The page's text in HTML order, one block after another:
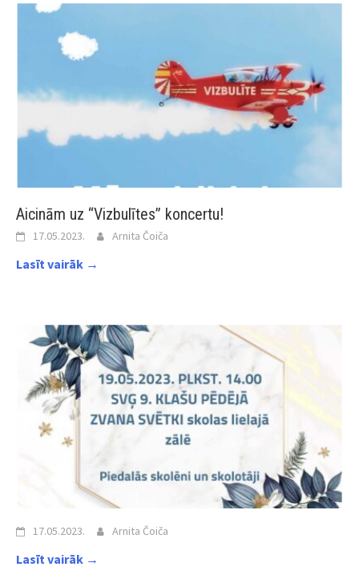
Aicinām uz “Vizbulītes” koncertu!
17.05.2023. Arnita Čoiča
Lasīt vairāk →
17.05.2023. Arnita Čoiča
Lasīt vairāk →